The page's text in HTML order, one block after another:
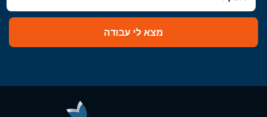
מצא לי עבודה